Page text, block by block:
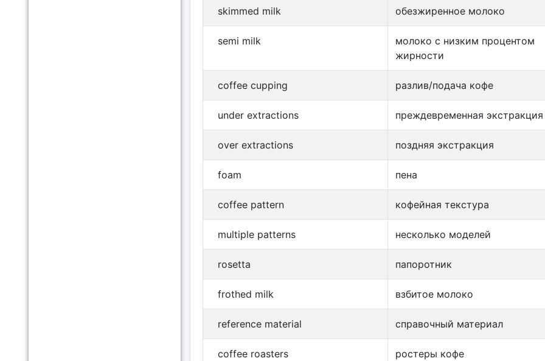
skimmed milk обезжиренное молоко
semi milk
молоко с низким процентом
жирности
coffee cupping разлив/подача кофе
under extractions преждевременная экстракция
over extractions поздняя экстракция
foam пена
coffee pattern кофейная текстура
multiple patterns несколько моделей
rosetta папоротник
frothed milk взбитое молоко
reference material справочный материал
coffee roasters ростеры кофе